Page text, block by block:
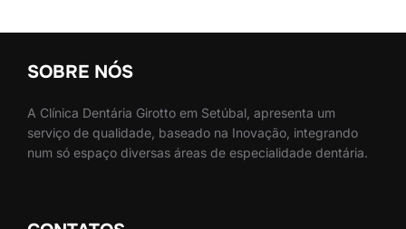
SOBRE NÓS
A Clínica Dentária Girotto em Setúbal, apresenta um
serviço de qualidade, baseado na Inovação, integrando
num só espaço diversas áreas de especialidade dentária.